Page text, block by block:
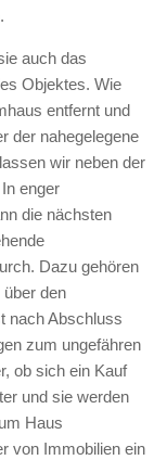
auch das
Objektes. Wie
entfernt und
der nahegelegene
wir neben der
enger
die nächsten
Dazu gehören
den
nach Abschluss
zum ungefähren
ob sich ein Kauf
und sie werden
Haus
von Immobilien ein